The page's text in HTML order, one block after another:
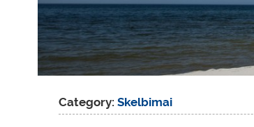
Category:Skelbimai